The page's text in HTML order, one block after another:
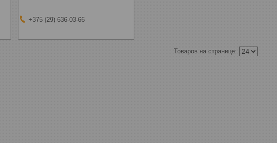
+375 (29) 636-03-66